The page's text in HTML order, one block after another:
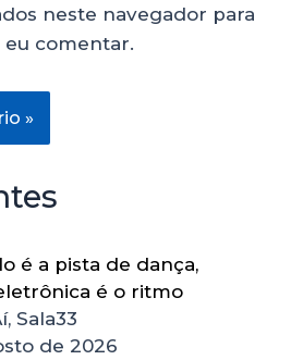
neste navegador para
eu comentar.
é a pista de dança,
é o ritmo
Sala33
de 2026